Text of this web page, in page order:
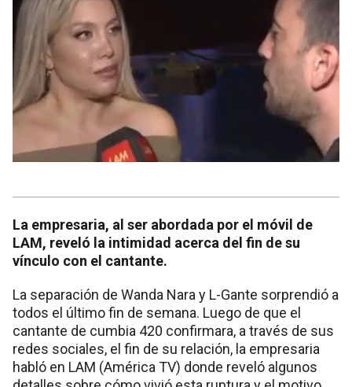
La empresaria, al ser abordada por el móvil de
LAM, reveló la intimidad acerca del fin de su
vínculo con el cantante.
La separación de Wanda Nara y L-Gante sorprendió a
todos el último fin de semana. Luego de que el
cantante de cumbia 420 confirmara, a través de sus
redes sociales, el fin de su relación, la empresaria
habló en LAM (América TV) donde reveló algunos